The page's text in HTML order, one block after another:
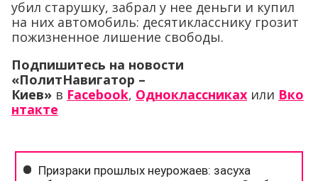
убил старушку, забрал у нее деньги и купил
на них автомобиль: десятикласснику грозит
пожизненное лишение свободы.
Подпишитесь на новости
«ПолитНавигатор –
Киев» в Facebook, Одноклассниках или Вко
нтакте